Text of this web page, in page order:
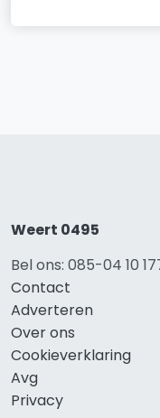
Weert 0495
Bel ons: 085-04 10
Contact
Adverteren
Over ons
Cookieverklaring
Avg
Privacy